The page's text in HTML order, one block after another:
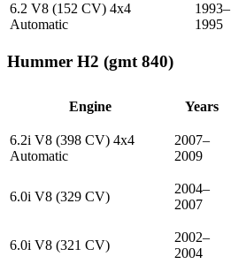
6.2 V8 (152 CV) 4x4
Automatic
1993–
1995
Hummer H2 (gmt 840)
Engine Years
6.2i V8 (398 CV) 4x4
Automatic
2007–
2009
6.0i V8 (329 CV)
2004–
2007
6.0i V8 (321 CV)
2002–
2004